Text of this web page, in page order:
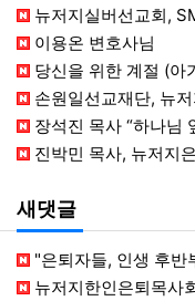
뉴저지실버선교회,
이용온 변호사님
당신을 위한 계절 (아
손원일선교재단, 뉴저지은목회서 사역 소
장석진 목사 “하나님 앞
진박민 목사, 뉴저지은목회 8월 정기모임서
새댓글
"은퇴자들, 인생 후반부 의미 새롭게 해석 --- 하나님(복음+선교)길
뉴저지한인은퇴목사회, 8월 정기모임 --- "요한처럼 예수님만 높이